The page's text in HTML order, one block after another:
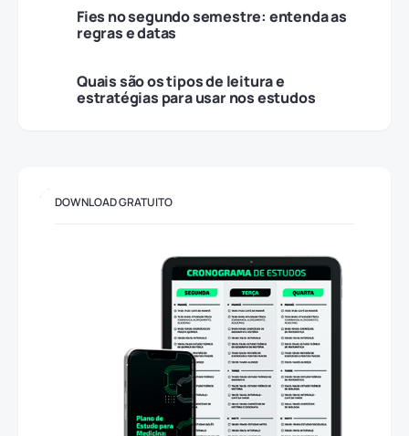
Fies no segundo semestre: entenda as
regras e datas
Quais são os tipos de leitura e
estratégias para usar nos estudos
DOWNLOAD GRATUITO